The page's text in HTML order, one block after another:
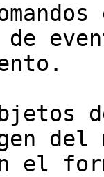
de
del
el